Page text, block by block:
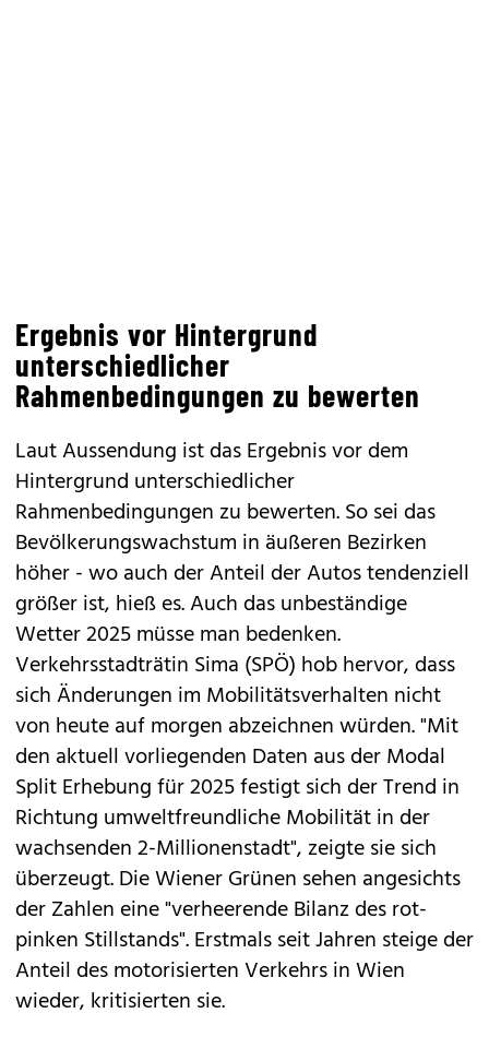
Ergebnis vor Hintergrund
unterschiedlicher
Rahmenbedingungen zu bewerten
Laut Aussendung ist das Ergebnis vor dem
Hintergrund unterschiedlicher
Rahmenbedingungen zu bewerten. So sei das
Bevölkerungswachstum in äußeren Bezirken
höher - wo auch der Anteil der Autos tendenziell
größer ist, hieß es. Auch das unbeständige
Wetter 2025 müsse man bedenken.
Verkehrsstadträtin Sima (SPÖ) hob hervor, dass
sich Änderungen im Mobilitätsverhalten nicht
von heute auf morgen abzeichnen würden. "Mit
den aktuell vorliegenden Daten aus der Modal
Split Erhebung für 2025 festigt sich der Trend in
Richtung umweltfreundliche Mobilität in der
wachsenden 2-Millionenstadt", zeigte sie sich
überzeugt. Die Wiener Grünen sehen angesichts
der Zahlen eine "verheerende Bilanz des rot-
pinken Stillstands". Erstmals seit Jahren steige der
Anteil des motorisierten Verkehrs in Wien
wieder, kritisierten sie.